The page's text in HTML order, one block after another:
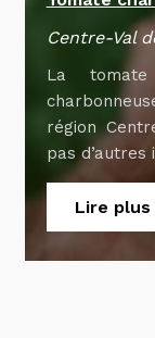
Centre-Val
La
région
pas d’autres
Lire plus